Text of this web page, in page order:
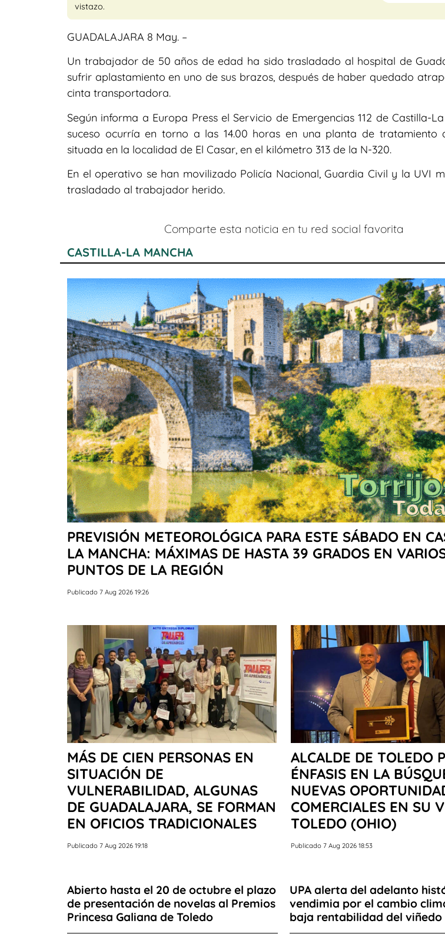
vistazo.
GUADALAJARA 8 May. –
Un trabajador de 50 años de edad ha sido trasladado al hospital de
sufrir aplastamiento en uno de sus brazos, después de haber quedado
cinta transportadora.
Según informa a Europa Press el Servicio de Emergencias 112 de Castilla-
suceso ocurría en torno a las 14.00 horas en una planta de tratamiento
situada en la localidad de El Casar, en el kilómetro 313 de la N-320.
En el operativo se han movilizado Policía Nacional, Guardia Civil y la UVI
trasladado al trabajador herido.
Comparte esta noticia en tu red social favorita
CASTILLA-LA MANCHA
PREVISIÓN METEOROLÓGICA PARA ESTE SÁBADO EN
LA MANCHA: MÁXIMAS DE HASTA 39 GRADOS EN
PUNTOS DE LA REGIÓN
Publicado 7 Aug 2026 19:26
MÁS DE CIEN PERSONAS EN
SITUACIÓN DE
VULNERABILIDAD, ALGUNAS
DE GUADALAJARA, SE FORMAN
EN OFICIOS TRADICIONALES
Publicado 7 Aug 2026 19:18
ALCALDE DE TOLEDO
ÉNFASIS EN LA
NUEVAS
COMERCIALES EN SU
TOLEDO (OHIO)
Publicado 7 Aug 2026 18:53
Abierto hasta el 20 de octubre el plazo
de presentación de novelas al Premios
Princesa Galiana de Toledo
UPA alerta del adelanto
vendimia por el cambio
baja rentabilidad del viñedo